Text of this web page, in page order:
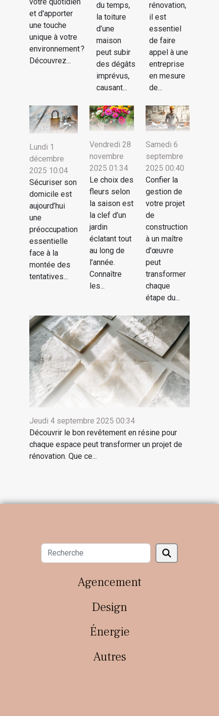
et d'apporter
une touche
unique à votre
environnement ?
Découvrez...
du temps,
la toiture
d’une
maison
peut subir
des dégâts
imprévus,
causant...
rénovation,
il est
essentiel
de faire
appel à une
entreprise
en mesure
de...
Lundi 1
décembre
2025 10:04
Sécuriser son
domicile est
aujourd’hui
une
préoccupation
essentielle
face à la
montée des
tentatives...
Vendredi 28
novembre
2025 01:34
Le choix des
fleurs selon
la saison est
la clef d’un
jardin
éclatant tout
au long de
l’année.
Connaître
les...
Samedi 6
septembre
2025 00:40
Confier la
gestion de
votre projet
de
construction
à un maître
d'œuvre
peut
transformer
chaque
étape du...
Jeudi 4 septembre 2025 00:34
Découvrir le bon revêtement en résine pour
chaque espace peut transformer un projet de
rénovation. Que ce...
Agencement
Design
Énergie
Autres